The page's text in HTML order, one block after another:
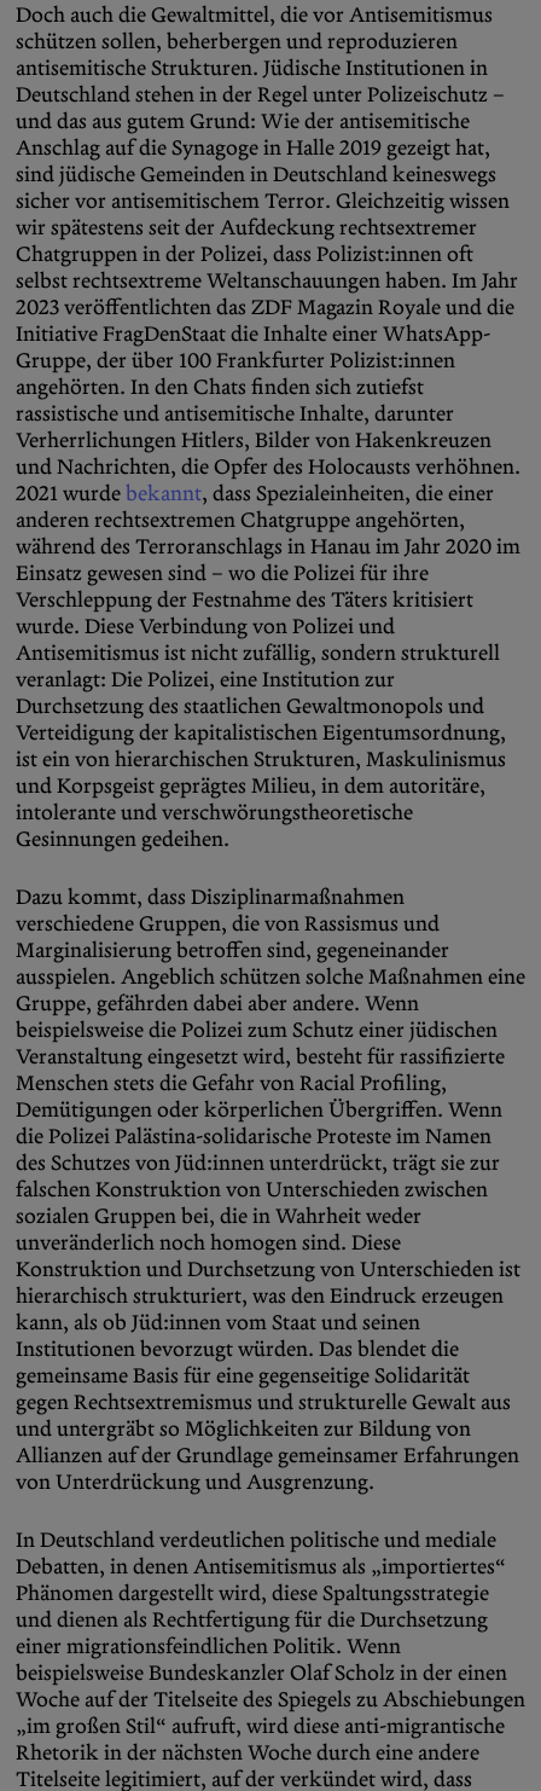
Doch auch die Gewaltmittel, die vor Antisemitismus
schützen sollen, beherbergen und reproduzieren
antisemitische Strukturen. Jüdische Institutionen in
Deutschland stehen in der Regel unter Polizeischutz –
und das aus gutem Grund: Wie der antisemitische
Anschlag auf die Synagoge in Halle 2019 gezeigt hat,
sind jüdische Gemeinden in Deutschland keineswegs
sicher vor antisemitischem Terror. Gleichzeitig wissen
wir spätestens seit der Aufdeckung rechtsextremer
Chatgruppen in der Polizei, dass Polizist:innen oft
selbst rechtsextreme Weltanschauungen haben. Im Jahr
2023 veröffentlichten das ZDF Magazin Royale und die
Initiative FragDenStaat die Inhalte einer WhatsApp-
Gruppe, der über 100 Frankfurter Polizist:innen
angehörten. In den Chats finden sich zutiefst
rassistische und antisemitische Inhalte, darunter
Verherrlichungen Hitlers, Bilder von Hakenkreuzen
und Nachrichten, die Opfer des Holocausts verhöhnen.
2021 wurdebekannt, dass Spezialeinheiten, die einer
anderen rechtsextremen Chatgruppe angehörten,
während des Terroranschlags in Hanau im Jahr 2020 im
Einsatz gewesen sind – wo die Polizei für ihre
Verschleppung der Festnahme des Täters kritisiert
wurde. Diese Verbindung von Polizei und
Antisemitismus ist nicht zufällig, sondern strukturell
veranlagt: Die Polizei, eine Institution zur
Durchsetzung des staatlichen Gewaltmonopols und
Verteidigung der kapitalistischen Eigentumsordnung,
ist ein von hierarchischen Strukturen, Maskulinismus
und Korpsgeist geprägtes Milieu, in dem autoritäre,
intolerante und verschwörungstheoretische
Gesinnungen gedeihen.
Dazu kommt, dass Disziplinarmaßnahmen
verschiedene Gruppen, die von Rassismus und
Marginalisierung betroffen sind, gegeneinander
ausspielen. Angeblich schützen solche Maßnahmen eine
Gruppe, gefährden dabei aber andere. Wenn
beispielsweise die Polizei zum Schutz einer jüdischen
Veranstaltung eingesetzt wird, besteht für rassifizierte
Menschen stets die Gefahr von Racial Profiling,
Demütigungen oder körperlichen Übergriffen. Wenn
die Polizei Palästina-solidarische Proteste im Namen
des Schutzes von Jüd:innen unterdrückt, trägt sie zur
falschen Konstruktion von Unterschieden zwischen
sozialen Gruppen bei, die in Wahrheit weder
unveränderlich noch homogen sind. Diese
Konstruktion und Durchsetzung von Unterschieden ist
hierarchisch strukturiert, was den Eindruck erzeugen
kann, als ob Jüd:innen vom Staat und seinen
Institutionen bevorzugt würden. Das blendet die
gemeinsame Basis für eine gegenseitige Solidarität
gegen Rechtsextremismus und strukturelle Gewalt aus
und untergräbt so Möglichkeiten zur Bildung von
Allianzen auf der Grundlage gemeinsamer Erfahrungen
von Unterdrückung und Ausgrenzung.
In Deutschland verdeutlichen politische und mediale
Debatten, in denen Antisemitismus als „importiertes“
Phänomen dargestellt wird, diese Spaltungsstrategie
und dienen als Rechtfertigung für die Durchsetzung
einer migrationsfeindlichen Politik. Wenn
beispielsweise Bundeskanzler Olaf Scholz in der einen
Woche auf der Titelseite des Spiegels zu Abschiebungen
„im großen Stil“ aufruft, wird diese anti-migrantische
Rhetorik in der nächsten Woche durch eine andere
Titelseite legitimiert, auf der verkündet wird, dass